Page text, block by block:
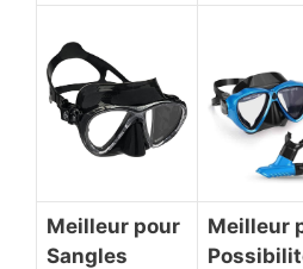
Meilleur pour ​
Sangles
Meilleur